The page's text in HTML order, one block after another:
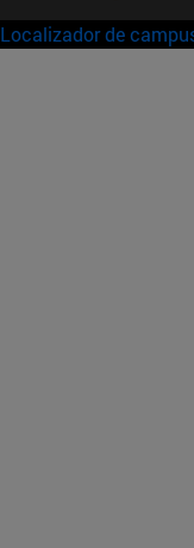
Localizador de